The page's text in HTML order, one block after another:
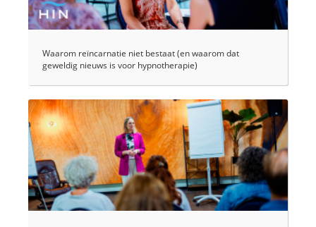
Waarom reïncarnatie niet bestaat (en waarom dat
geweldig nieuws is voor hypnotherapie)